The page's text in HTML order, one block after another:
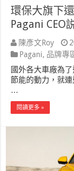
環保大旗下
Pagani CEO
陳彥文Roy
Pagani, 品牌專
國外各大車廠為
節能的動力，就
…
閱讀更多 »